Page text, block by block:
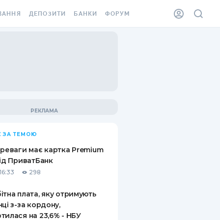
ВІНЬЄТКА
ВІД
ВИПАДКІВ
ДЕПОЗИТИ
ПИТАННЯ ТА ВІДПОВІДІ
ПУТІВНИКИ ПО
БАНКИ ФОРУМ
ЗА ТЕМОЮ
має картка Premium
ПриватБанк
298
плата, яку отримують
з-за кордону,
на 23,6% - НБУ